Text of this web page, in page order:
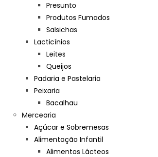
Presunto
Produtos Fumados
Salsichas
Lacticínios
Leites
Queijos
Padaria e Pastelaria
Peixaria
Bacalhau
Mercearia
Açúcar e Sobremesas
Alimentação Infantil
Alimentos Lácteos